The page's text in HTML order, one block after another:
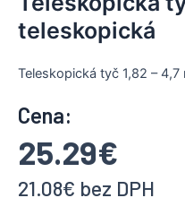
teleskopická
Teleskopická tyč 1,82 – 4,7
Cena:
25.29€
21.08€ bez DPH